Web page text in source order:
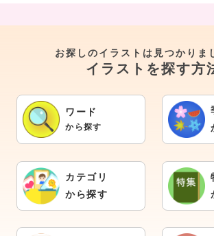
お探しのイラストは見つかりま
イラストを探す方
ワード
から探す
カテゴリ
から探す